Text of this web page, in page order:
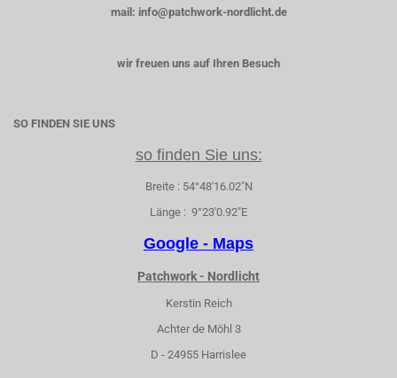
mail: info@patchwork-nordlicht.de
wir freuen uns auf Ihren Besuch
SO FINDEN SIE UNS
so finden Sie uns:
Breite : 54°48'16.02"N
Länge : 9°23'0.92"E
Google - Maps
Patchwork - Nordlicht
Kerstin Reich
Achter de Möhl 3
D - 24955 Harrislee